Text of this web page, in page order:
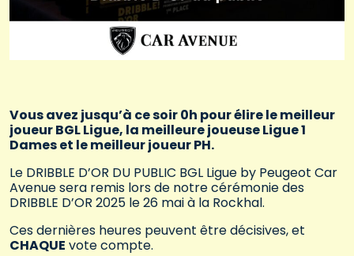
Vous avez jusqu’à ce soir 0h pour élire le meilleur
joueur BGL Ligue, la meilleure joueuse Ligue 1
Dames et le meilleur joueur PH.
Le DRIBBLE D’OR DU PUBLIC BGL Ligue by Peugeot Car
Avenue sera remis lors de notre cérémonie des
DRIBBLE D’OR 2025 le 26 mai à la Rockhal.
Ces dernières heures peuvent être décisives, et
CHAQUE vote compte.